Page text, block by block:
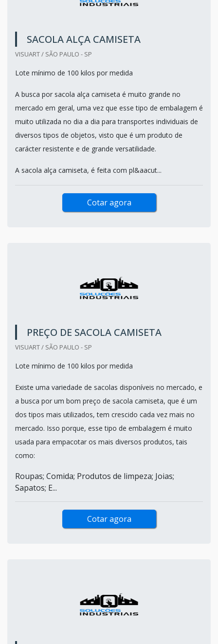
SACOLA ALÇA CAMISETA
VISUART / SÃO PAULO - SP
Lote mínimo de 100 kilos por medida
A busca por sacola alça camiseta é muito grande no
mercado em geral, uma vez que esse tipo de embalagem é
muito utilizada no dia a dia para transportes individuais de
diversos tipos de objetos, visto que é um produto de
carácter resistente e de grande versatilidade.
A sacola alça camiseta, é feita com pl&aacut...
Cotar agora
PREÇO DE SACOLA CAMISETA
VISUART / SÃO PAULO - SP
Lote mínimo de 100 kilos por medida
Existe uma variedade de sacolas disponíveis no mercado, e
a busca por um bom preço de sacola camiseta, que é um
dos tipos mais utilizados, tem crescido cada vez mais no
mercado. Isso porque, esse tipo de embalagem é muito
usada para empacotar os mais diversos produtos, tais
como:
Roupas; Comida; Produtos de limpeza; Joias;
Sapatos; E...
Cotar agora